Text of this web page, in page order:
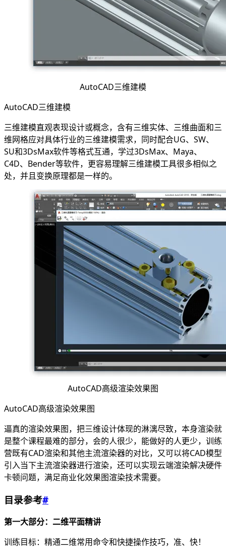
AutoCAD三维建模
AutoCAD三维建模
三维建模直观表现设计或概念，含有三维实体、三维曲面和三
维网格应对具体行业的三维建模需求，同时配合UG、SW、
SU和3DsMax软件等格式互通，学过3DsMax、Maya、
C4D、Bender等软件，更容易理解三维建模工具很多相似之
处，并且变换原理都是一样的。
AutoCAD高级渲染效果图
AutoCAD高级渲染效果图
逼真的渲染效果图，把三维设计体现的淋漓尽致，本身渲染就
是整个课程最难的部分，会的人很少，能做好的人更少，训练
营既有CAD渲染和其他主流渲染器的对比，又可以将CAD模型
引入当下主流渲染器进行渲染，还可以实现云端渲染解决硬件
卡顿问题，满足商业化效果图渲染技术需要。
目录参考#
第一大部分：二维平面精讲
训练目标：精通二维常用命令和快捷操作技巧，准、快！